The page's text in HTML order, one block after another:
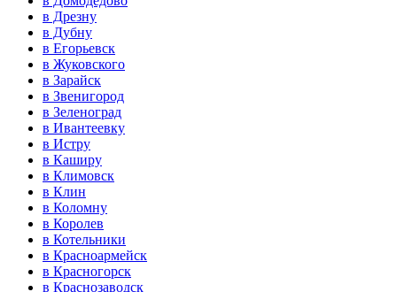
в Дрезну
в Дубну
в Егорьевск
в Жуковского
в Зарайск
в Звенигород
в Зеленоград
в Ивантеевку
в Истру
в Каширу
в Климовск
в Клин
в Коломну
в Королев
в Котельники
в Красноармейск
в Красногорск
в Краснозаводск